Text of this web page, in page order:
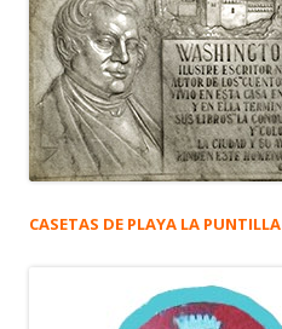
CASETAS DE PLAYA LA PUNTILLA